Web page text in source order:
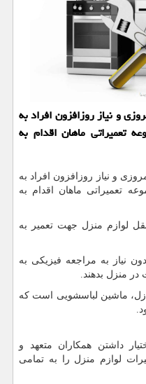
و نیاز روزافزون افراد به
تعمیراتی ماهان اقدام به
و نیاز روزافزون افراد به
تعمیراتی ماهان اقدام به
لوازم منزل جهت تعمیر به
نیاز به مراجعه فیزیکی به
در منزل بدهند.
ماشین لباسشویی است که
داشتن همکاران متعهد و
لوازم منزل را به تمامی